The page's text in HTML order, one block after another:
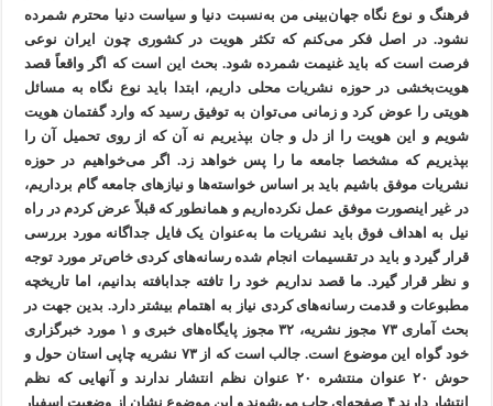
فرهنگ و نوع نگاه جهان‌بینی من به‌نسبت دنیا و سیاست دنیا محترم شمرده
نشود. در اصل فکر می‌کنم که تکثر هویت در کشوری چون ایران نوعی
فرصت است که باید غنیمت شمرده شود. بحث این است که اگر واقعاً قصد
هویت‌بخشی در حوزه نشریات محلی داریم، ابتدا باید نوع نگاه به مسائل
هویتی را عوض کرد و زمانی می‌توان به توفیق رسید که وارد گفتمان هویت
شویم و این هویت را از دل و جان بپذیریم نه آن که از روی تحمیل آن را
بپذیریم که مشخصا جامعه ما را پس خواهد زد. اگر می‌خواهیم در حوزه
نشریات موفق باشیم باید بر اساس خواسته‌ها و نیازهای جامعه گام برداریم،
در غیر اینصورت موفق عمل نکرده‌اریم و همانطور که قبلاً عرض کردم در راه
نیل به اهداف فوق باید نشریات ما به‌عنوان یک فایل جداگانه مورد بررسی
قرار گیرد و باید در تقسیمات انجام شده رسانه‌های کردی خاص‌تر مورد توجه
و نظر قرار گیرد. ما قصد نداریم خود را تافته جدابافته بدانیم، اما تاریخچه
مطبوعات و قدمت رسانه‌های کردی نیاز به اهتمام بیشتر دارد. بدین جهت در
بحث آماری ۷۳ مجوز نشریه، ۳۲ مجوز پایگاه‌های خبری و ۱ مورد خبرگزاری
خود گواه این موضوع است. جالب است که از ۷۳ نشریه چاپی استان حول و
حوش ۲۰ عنوان منتشره ۲۰ عنوان نظم انتشار ندارند و آنهایی که نظم
انتشار دارند ۴ صفحه‌ای چاپ می‌شوند و این موضوع نشان از وضعیت اسفبار